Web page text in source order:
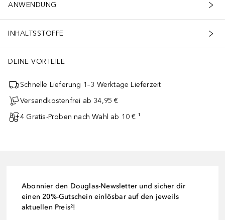
ANWENDUNG
INHALTSSTOFFE
DEINE VORTEILE
Schnelle Lieferung 1–3 Werktage Lieferzeit
Versandkostenfrei ab 34,95 €
4 Gratis-Proben nach Wahl ab 10 € ¹
Abonnier den Douglas-Newsletter und sicher dir
einen 20%-Gutschein einlösbar auf den jeweils
aktuellen Preis²!